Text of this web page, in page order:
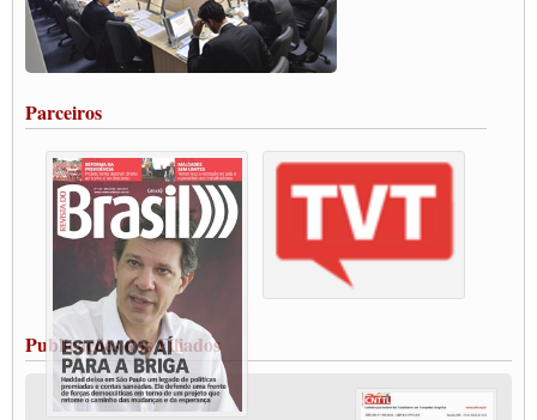
Caminhoneiros aprovam greve a partir do 1º de novembro
Rodoviários de Feira Santana fazem Assembleia para avaliar proposta de reajuste
salarial
Vacina Já: Lockdown de 24 horas dos trabalhadores em transportes está mantido,
Condutores de Guarulhos farão greve sanitária nesta terça-feira (20)
Paralisação dos Caminhoneiros na #BR285, entrocamento que liga o Mercosul ao
Rio Grande
Caminhoneiros bloqueiam duas faixas na Castello Branco e fazem protesto
Modal-Live #13 Aumento da Violência Contra Mulher e o Adoecimento da Classe
Trabalhadora em Tempos de Pandemia
MODAL-LIVE#12 POLÍTICAS PÚBLICAS DE TRANSPORTE PARA A
CLASSE TRABALHADORA E ELEIÇÕES NA PANDEMIA
MODAL-LIVE#11 POLÍTICAS PÚBLICAS DE TRANSPORTE
JUVENTUDE DO TRANSPORTE: POR QUE DEVEMOS NOS ORGANIZAR?
Parceiros
Publicações dos Filiados